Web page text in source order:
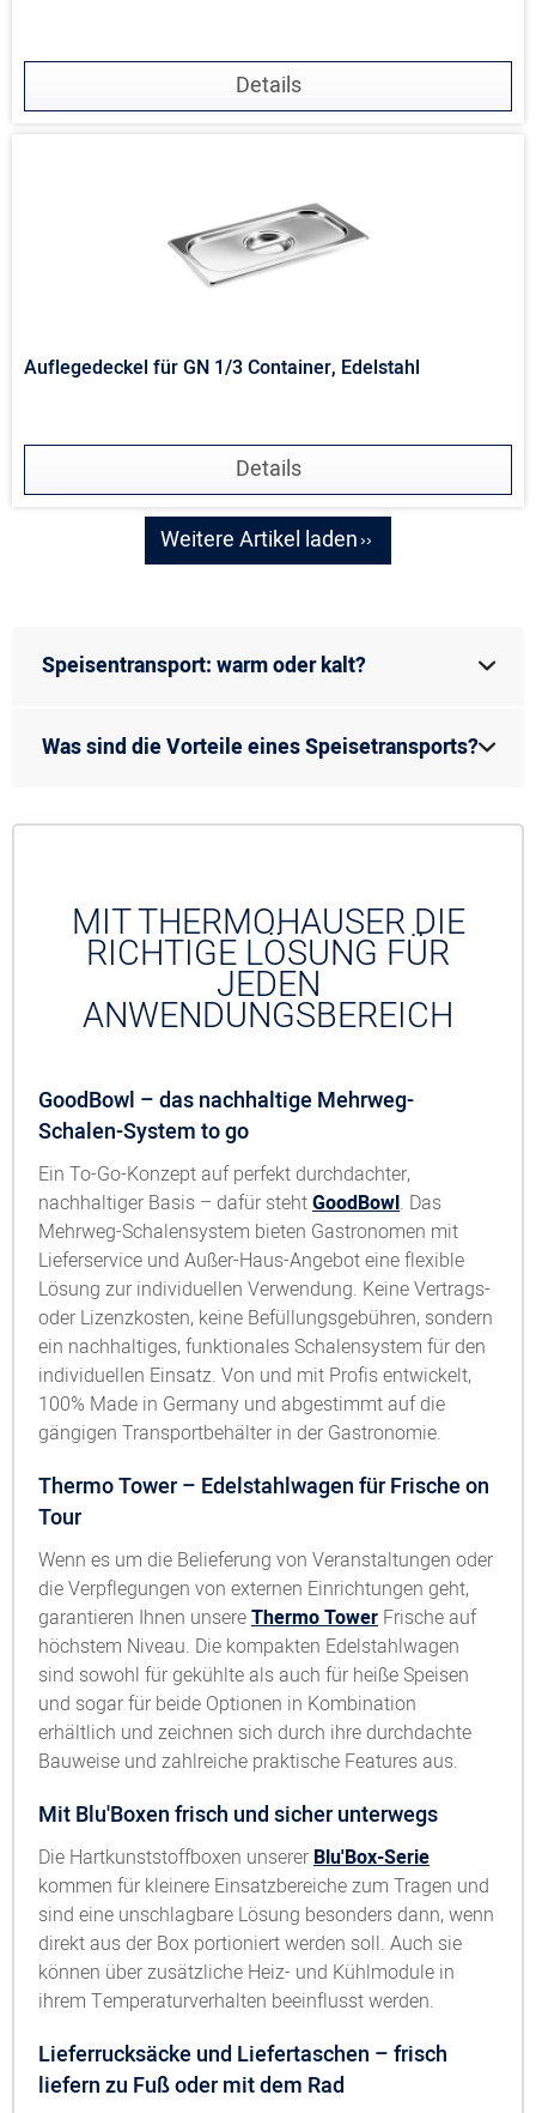
Details
Auflegedeckel für GN 1/3 Container, Edelstahl
Details
Weitere Artikel laden
Speisentransport: warm oder kalt?
Was sind die Vorteile eines Speisetransports?
MIT THERMOHAUSER DIE
RICHTIGE LÖSUNG FÜR
JEDEN
ANWENDUNGSBEREICH
GoodBowl – das nachhaltige Mehrweg-
Schalen-System to go
Ein To-Go-Konzept auf perfekt durchdachter,
nachhaltiger Basis – dafür stehtGoodBowl. Das
Mehrweg-Schalensystem bieten Gastronomen mit
Lieferservice und Außer-Haus-Angebot eine flexible
Lösung zur individuellen Verwendung. Keine Vertrags-
oder Lizenzkosten, keine Befüllungsgebühren, sondern
ein nachhaltiges, funktionales Schalensystem für den
individuellen Einsatz. Von und mit Profis entwickelt,
100% Made in Germany und abgestimmt auf die
gängigen Transportbehälter in der Gastronomie.
Thermo Tower – Edelstahlwagen für Frische on
Tour
Wenn es um die Belieferung von Veranstaltungen oder
die Verpflegungen von externen Einrichtungen geht,
garantieren Ihnen unsereThermo Tower Frische auf
höchstem Niveau. Die kompakten Edelstahlwagen
sind sowohl für gekühlte als auch für heiße Speisen
und sogar für beide Optionen in Kombination
erhältlich und zeichnen sich durch ihre durchdachte
Bauweise und zahlreiche praktische Features aus.
Mit Blu'Boxen frisch und sicher unterwegs
Die Hartkunststoffboxen unsererBlu'Box-Serie
kommen für kleinere Einsatzbereiche zum Tragen und
sind eine unschlagbare Lösung besonders dann, wenn
direkt aus der Box portioniert werden soll. Auch sie
können über zusätzliche Heiz- und Kühlmodule in
ihrem Temperaturverhalten beeinflusst werden.
Lieferrucksäcke und Liefertaschen – frisch
liefern zu Fuß oder mit dem Rad